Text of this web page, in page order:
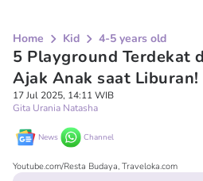
Home Kid 4-5 years old
5 Playground Terdekat
Ajak Anak saat Liburan!
17 Jul 2025, 14:11 WIB
Gita Urania Natasha
News Channel
Youtube.com/Resta Budaya, Traveloka.com